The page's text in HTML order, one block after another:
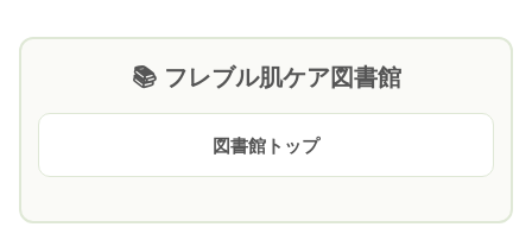
📚 フレブル肌ケア図書館
図書館トップ